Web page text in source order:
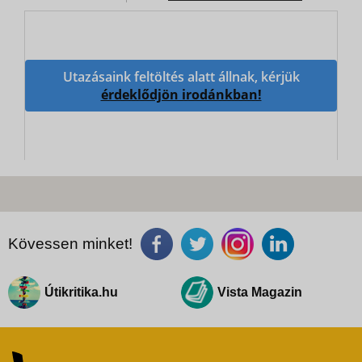
Utazásaink feltöltés alatt állnak, kérjük
érdeklődjön irodánkban!
Kövessen minket!
Útikritika.hu Vista Magazin